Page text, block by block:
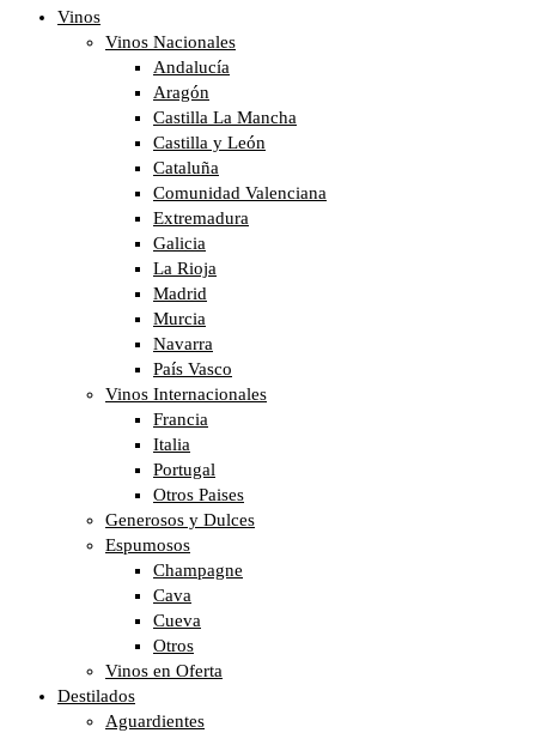
Vinos
Vinos Nacionales
Andalucía
Aragón
Castilla La Mancha
Castilla y León
Cataluña
Comunidad Valenciana
Extremadura
Galicia
La Rioja
Madrid
Murcia
Navarra
País Vasco
Vinos Internacionales
Francia
Italia
Portugal
Otros Paises
Generosos y Dulces
Espumosos
Champagne
Cava
Cueva
Otros
Vinos en Oferta
Destilados
Aguardientes